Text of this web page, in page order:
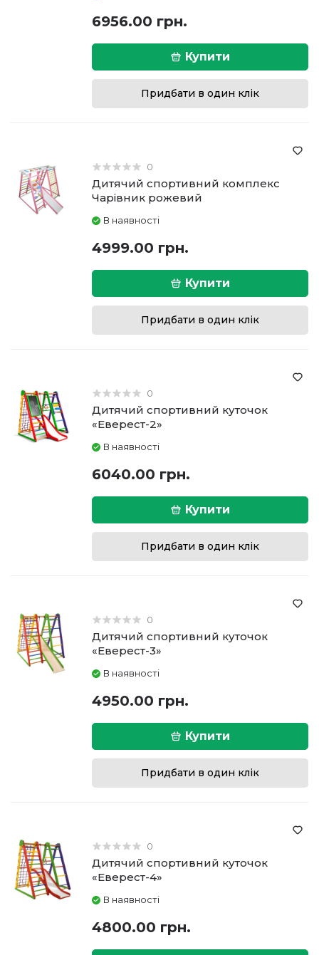
6956.00 грн.
Купити
Придбати в один клік
0
Дитячий спортивний комплекс
Чарівник рожевий
В наявності
4999.00 грн.
Купити
Придбати в один клік
0
Дитячий спортивний куточок
«Еверест-2»
В наявності
6040.00 грн.
Купити
Придбати в один клік
0
Дитячий спортивний куточок
«Еверест-3»
В наявності
4950.00 грн.
Купити
Придбати в один клік
0
Дитячий спортивний куточок
«Еверест-4»
В наявності
4800.00 грн.